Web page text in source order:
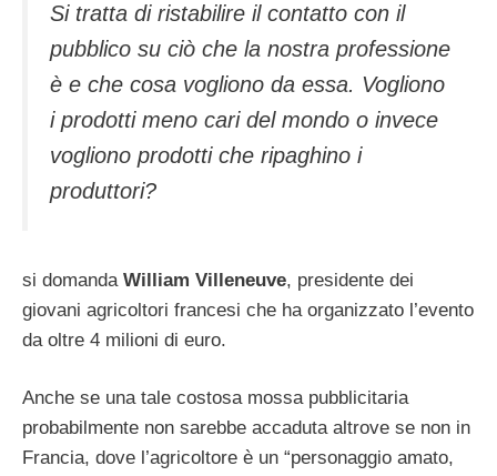
Si tratta di ristabilire il contatto con il
pubblico su ciò che la nostra professione
è e che cosa vogliono da essa. Vogliono
i prodotti meno cari del mondo o invece
vogliono prodotti che ripaghino i
produttori?
si domanda William Villeneuve, presidente dei
giovani agricoltori francesi che ha organizzato l’evento
da oltre 4 milioni di euro.
Anche se una tale costosa mossa pubblicitaria
probabilmente non sarebbe accaduta altrove se non in
Francia, dove l’agricoltore è un “personaggio amato,